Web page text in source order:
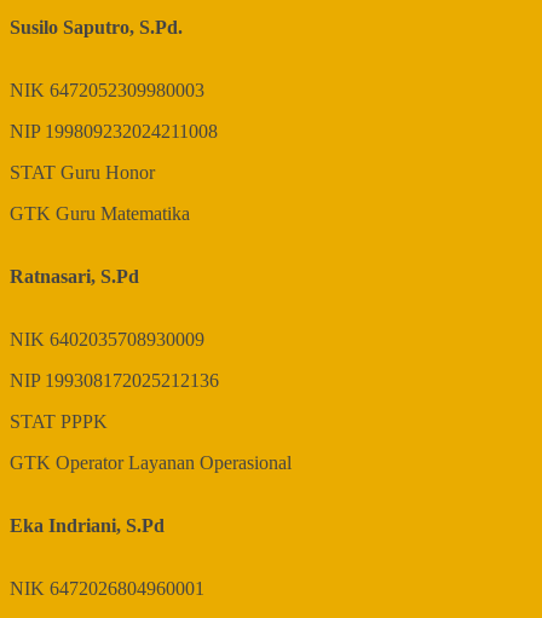
Susilo Saputro, S.Pd.
NIK 6472052309980003
NIP 199809232024211008
STAT Guru Honor
GTK Guru Matematika
Ratnasari, S.Pd
NIK 6402035708930009
NIP 199308172025212136
STAT PPPK
GTK Operator Layanan Operasional
Eka Indriani, S.Pd
NIK 6472026804960001